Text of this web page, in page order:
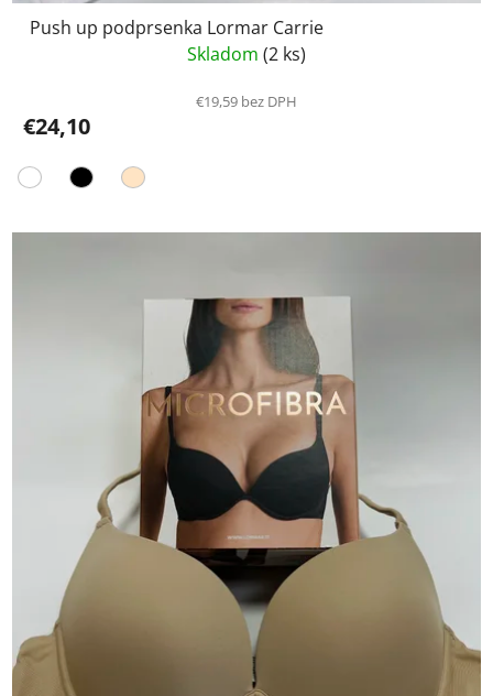
Push up podprsenka Lormar Carrie
Skladom (2 ks)
€19,59 bez DPH
€24,10